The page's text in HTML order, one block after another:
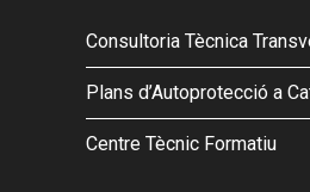
Consultoria Tècnica
Plans d’Autoprotecció a
Centre Tècnic Formatiu